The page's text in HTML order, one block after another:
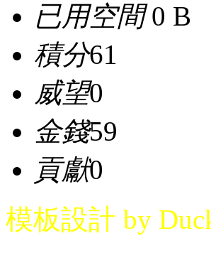
已用空間0 B
積分61
威望0
金錢59
貢獻0
模板設計 by